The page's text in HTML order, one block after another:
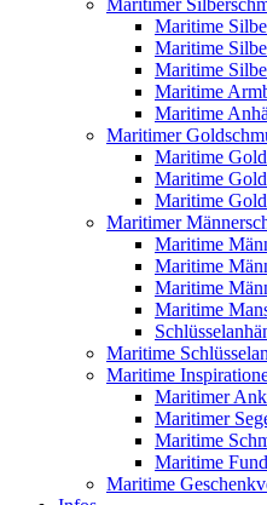
Maritimer
Maritime
Maritime
Maritime
Maritime
Maritime
Maritimer
Maritime
Maritime
Maritime
Maritimer
Maritime
Maritime
Maritime
Maritime
Maritime
Maritime
Maritimer
Maritimer
Maritime
Maritime
Maritime